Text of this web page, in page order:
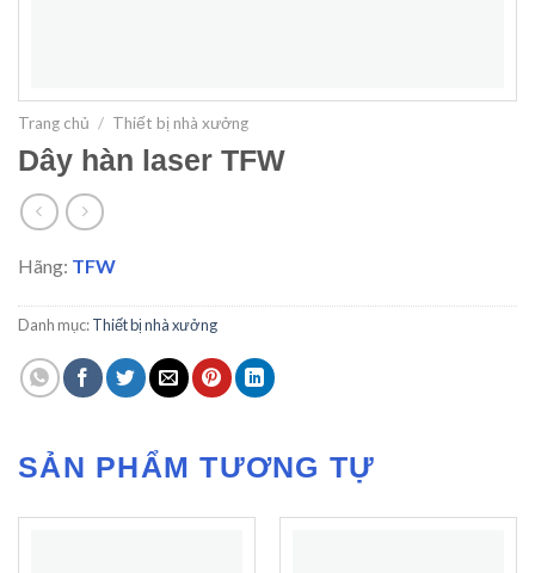
Trang chủ / Thiết bị nhà xưởng
Dây hàn laser TFW
Hãng: TFW
Danh mục:Thiết bị nhà xưởng
SẢN PHẨM TƯƠNG TỰ